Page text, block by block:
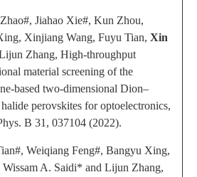
Jiahao Xie#, Kun Zhou,
Xinjiang Wang, Fuyu Tian, Xin
Zhang, High-throughput
material screening of the
based two-dimensional Dion–
halide perovskites for optoelectronics,
B 31, 037104 (2022).
Weiqiang Feng#, Bangyu Xing,
Wissam A. Saidi* and Lijun Zhang,